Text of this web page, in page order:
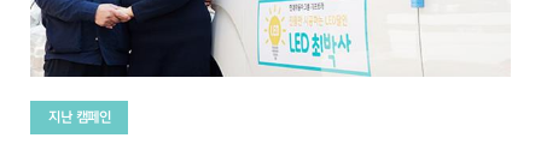
지난 캠페인